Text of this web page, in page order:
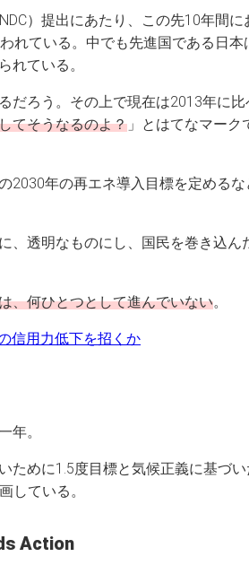
）提出にあたり、この先10年間に
れている。中でも先進国である日本
れている。
だろう。その上で現在は2013年に比
てそうなるのよ？ 」とはてなマーク
2030年の再エネ導入目標を定めるな
、透明なものにし、国民を巻き込ん
、何ひとつとして進んでいない。
信用力低下を招くか
年。
めに1.5度目標と気候正義に基づい
している。
Action